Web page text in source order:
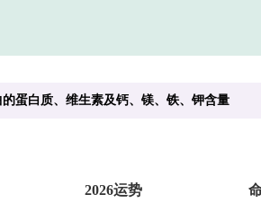
蛋白质、维生素及钙、镁、铁、钾含量
2026运势